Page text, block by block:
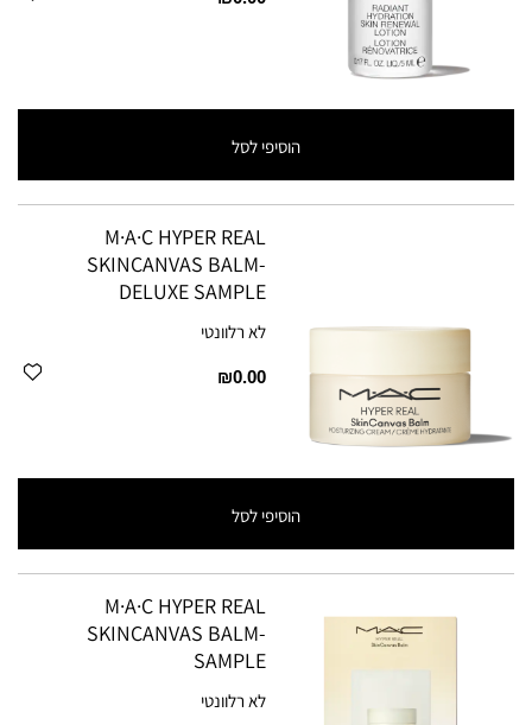
הוסיפי לסל
M·A·C HYPER REAL
SKINCANVAS BALM-
DELUXE SAMPLE
לא רלוונטי
₪0.00
הוסיפי לסל
M·A·C HYPER REAL
SKINCANVAS BALM-
SAMPLE
לא רלוונטי